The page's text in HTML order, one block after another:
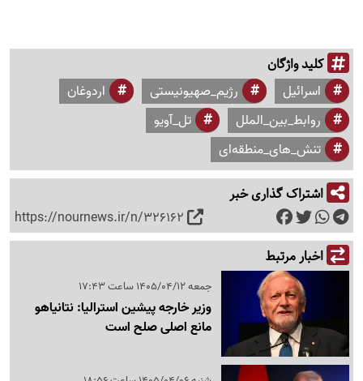
کلید واژگان
اسرائیل رژیم_صهیونیستی
اردوغان
روابط_بین_الملل
تل_آویو
تنش_های_منطقه‌ای
اشتراک گذاری خبر
https://nournews.ir/n/326162
اخبار مرتبط
جمعه 1405/04/12 ساعت 17:43
وزیر خارجه پیشین استرالیا: نتانیاهو
مانع اصلی صلح است